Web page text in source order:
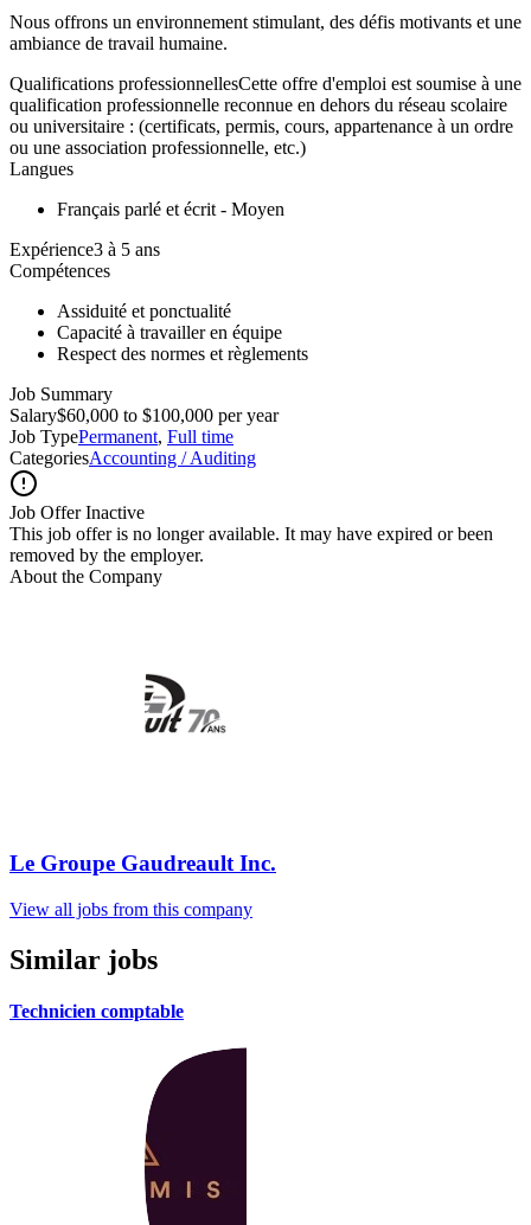
Nous offrons un environnement stimulant, des défis motivants et une
ambiance de travail humaine.
Qualifications professionnellesCette offre d'emploi est soumise à une
qualification professionnelle reconnue en dehors du réseau scolaire
ou universitaire : (certificats, permis, cours, appartenance à un ordre
ou une association professionnelle, etc.)
Langues
Français parlé et écrit - Moyen
Expérience3 à 5 ans
Compétences
Assiduité et ponctualité
Capacité à travailler en équipe
Respect des normes et règlements
Job Summary
Salary$60,000 to $100,000 per year
Job TypePermanent, Full time
CategoriesAccounting / Auditing
Job Offer Inactive
This job offer is no longer available. It may have expired or been
removed by the employer.
About the Company
Le Groupe Gaudreault Inc.
View all jobs from this company
Similar jobs
Technicien comptable